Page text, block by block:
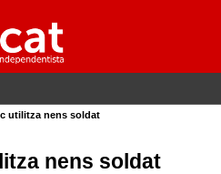
utilitza nens soldat
nens soldat